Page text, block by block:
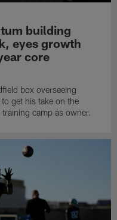
building
eyes growth
core
box overseeing
get his take on the
camp as owner.